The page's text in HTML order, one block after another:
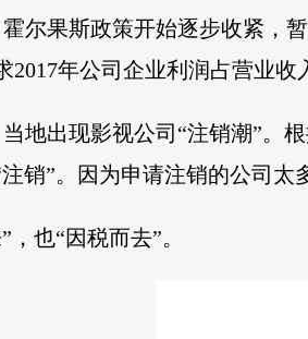
霍尔果斯政策开始逐步收紧，
2017年公司企业利润占营业收
地出现影视公司“注销潮”。
销”。因为申请注销的公司太
也“因税而去”。